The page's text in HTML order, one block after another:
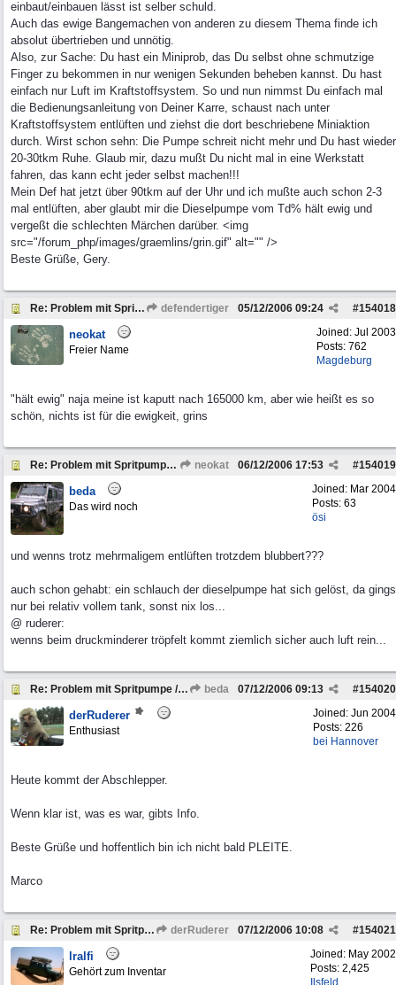
einbaut/einbauen lässt ist selber schuld.
Auch das ewige Bangemachen von anderen zu diesem Thema finde ich
absolut übertrieben und unnötig.
Also, zur Sache: Du hast ein Miniprob, das Du selbst ohne schmutzige
Finger zu bekommen in nur wenigen Sekunden beheben kannst. Du hast
einfach nur Luft im Kraftstoffsystem. So und nun nimmst Du einfach mal
die Bedienungsanleitung von Deiner Karre, schaust nach unter
Kraftstoffsystem entlüften und ziehst die dort beschriebene Miniaktion
durch. Wirst schon sehn: Die Pumpe schreit nicht mehr und Du hast wieder
20-30tkm Ruhe. Glaub mir, dazu mußt Du nicht mal in eine Werkstatt
fahren, das kann echt jeder selbst machen!!!
Mein Def hat jetzt über 90tkm auf der Uhr und ich mußte auch schon 2-3
mal entlüften, aber glaubt mir die Dieselpumpe vom Td% hält ewig und
vergeßt die schlechten Märchen darüber. <img
src="/forum_php/images/graemlins/grin.gif" alt="" />
Beste Grüße, Gery.
Re: Problem mit Spritpumpe / Gasannahme defendertiger #154018
05/12/2006 09:24
Joined: Jul 2003
Posts: 762
Magdeburg
neokat
Freier Name
"hält ewig" naja meine ist kaputt nach 165000 km, aber wie heißt es so
schön, nichts ist für die ewigkeit, grins
Re: Problem mit Spritpumpe / Gasannahme neokat #154019
06/12/2006 17:53
Joined: Mar 2004
Posts: 63
ösi
beda
Das wird noch
und wenns trotz mehrmaligem entlüften trotzdem blubbert???
auch schon gehabt: ein schlauch der dieselpumpe hat sich gelöst, da gings
nur bei relativ vollem tank, sonst nix los...
@ ruderer:
wenns beim druckminderer tröpfelt kommt ziemlich sicher auch luft rein...
Re: Problem mit Spritpumpe / Gasannahme beda #154020
07/12/2006 09:13
Joined: Jun 2004
Posts: 226
bei Hannover
derRuderer
Enthusiast
Heute kommt der Abschlepper.
Wenn klar ist, was es war, gibts Info.
Beste Grüße und hoffentlich bin ich nicht bald PLEITE.
Marco
Re: Problem mit Spritpumpe / Gasannahme derRuderer #154021
07/12/2006 10:08
Joined: May 2002
Posts: 2,425
Ilsfeld
lralfi
Gehört zum Inventar